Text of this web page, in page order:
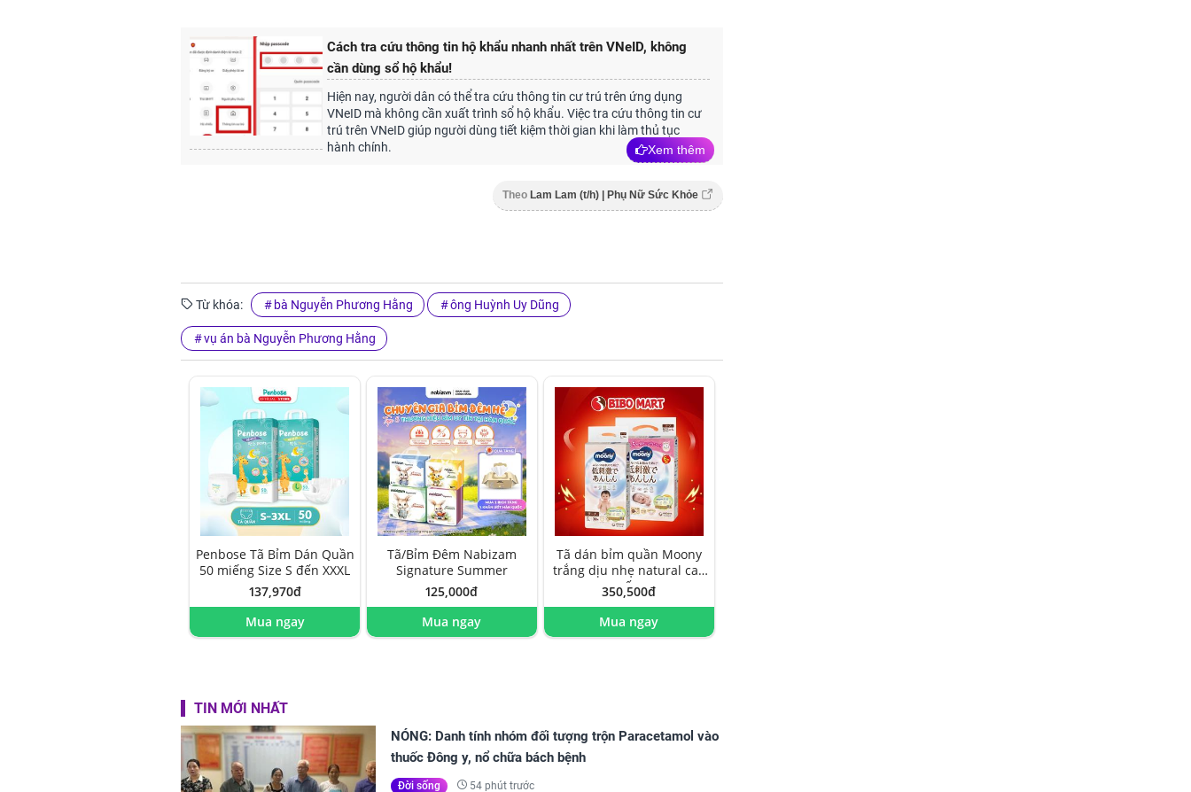
Cách tra cứu thông tin hộ khẩu nhanh nhất trên VNeID, không
cần dùng sổ hộ khẩu!
Hiện nay, người dân có thể tra cứu thông tin cư trú trên ứng dụng
VNeID mà không cần xuất trình sổ hộ khẩu. Việc tra cứu thông tin cư
trú trên VNeID giúp người dùng tiết kiệm thời gian khi làm thủ tục
hành chính.
Xem thêm
Theo Lam Lam (t/h) | Phụ Nữ Sức Khỏe
Từ khóa: bà Nguyễn Phương Hằng ông Huỳnh Uy Dũng
vụ án bà Nguyễn Phương Hằng
Penbose Tã Bỉm Dán Quần
50 miếng Size S đến XXXL
137,970đ
Mua ngay
Tã/Bỉm Đêm Nabizam
Signature Summer
125,000đ
Mua ngay
Tã dán bỉm quần Moony
trắng dịu nhẹ natural cao
cấp
350,500đ
Mua ngay
TIN MỚI NHẤT
NÓNG: Danh tính nhóm đối tượng trộn Paracetamol vào
thuốc Đông y, nổ chữa bách bệnh
Đời sống 54 phút trước